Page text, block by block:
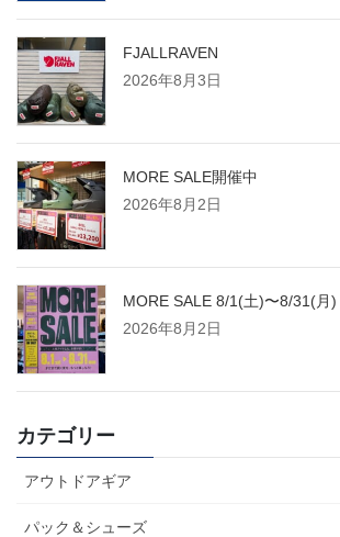
り
FJALLRAVEN
2026年8月3日
MORE SALE開催中
2026年8月2日
MORE SALE 8/1(土)〜8/31(月)
2026年8月2日
カテゴリー
アウトドアギア
パック＆シューズ